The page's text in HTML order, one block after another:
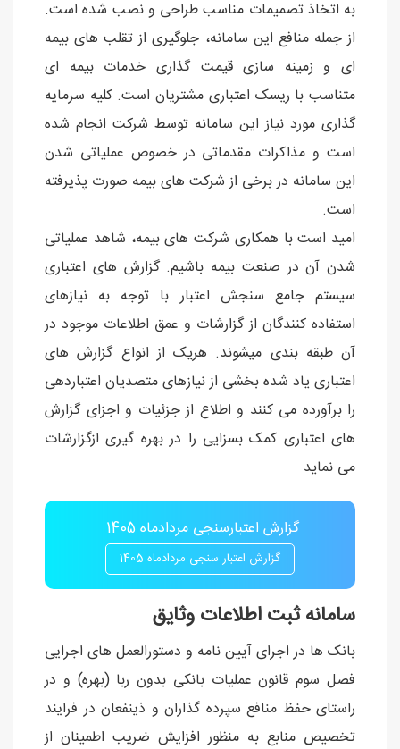
به اتخاذ تصمیمات مناسب طراحی و نصب شده است.
از جمله منافع این سامانه، جلوگیری از تقلب های بیمه
ای و زمینه سازی قیمت گذاری خدمات بیمه ای
متناسب با ریسک اعتباری مشتریان است. کلیه سرمایه
گذاری مورد نیاز این سامانه توسط شرکت انجام شده
است و مذاکرات مقدماتی در خصوص عملیاتی شدن
این سامانه در برخی از شرکت های بیمه صورت پذیرفته
است.
امید است با همکاری شرکت های بیمه، شاهد عملیاتی
شدن آن در صنعت بیمه باشیم. گزارش های اعتباری
سيستم جامع سنجش اعتبار با توجه به نيازهای
استفاده کنندگان از گزارشات و عمق اطلاعات موجود در
آن طبقه بندی ميشوند. هريک از انواع گزارش های
اعتباری ياد شده بخشی از نيازهای متصديان اعتباردهی
را برآورده می کنند و اطلاع از جزئيات و اجزای گزارش
های اعتباری کمک بسزايی را در بهره گيری ازگزارشات
می نمايد
گزارش اعتبارسنجی مردادماه 1405
گزارش اعتبار سنجی مردادماه 1405
سامانه ثبت اطلاعات وثایق
بانک ها در اجرای آیین نامه و دستورالعمل های اجرایی
فصل سوم قانون عملیات بانکی بدون ربا (بهره) و در
راستای حفظ منافع سپرده گذاران و ذینفعان در فرایند
تخصیص منابع به منظور افزایش ضریب اطمینان از